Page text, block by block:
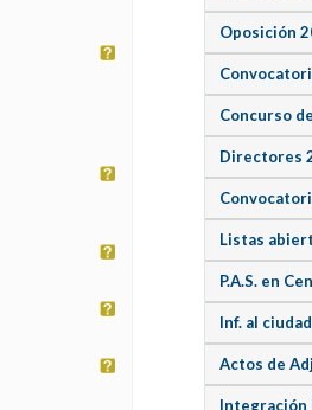
Oposición
Concurso
Directores
Listas
P.A.S. en
Inf. al
Actos de
Integración